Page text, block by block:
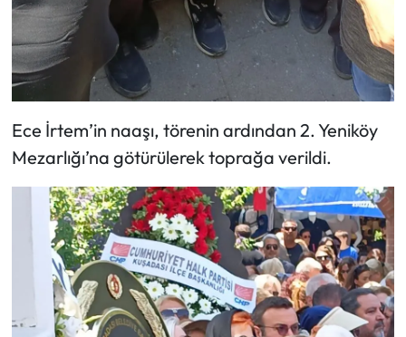
Ece İrtem’in naaşı, törenin ardından 2. Yeniköy
Mezarlığı’na götürülerek toprağa verildi.